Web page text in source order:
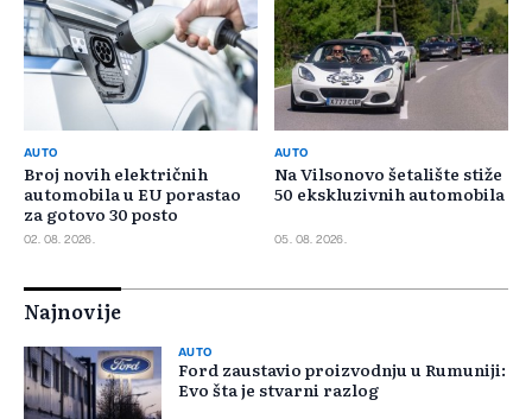
AUTO
Broj novih električnih
automobila u EU porastao
za gotovo 30 posto
02. 08. 2026.
AUTO
Na Vilsonovo šetalište stiže
50 ekskluzivnih automobila
05. 08. 2026.
Najnovije
AUTO
Ford zaustavio proizvodnju u Rumuniji:
Evo šta je stvarni razlog